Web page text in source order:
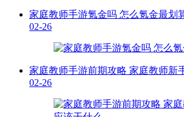
家庭教师手游氪金吗 怎么氪金最划
02-26
家庭教师手游前期攻略 家庭教师新
02-26